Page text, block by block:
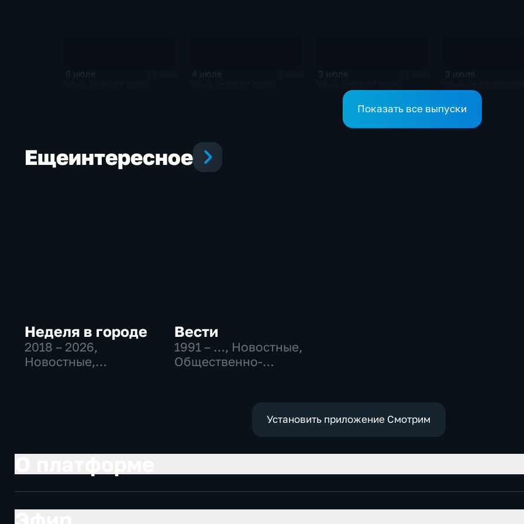
6 июля 4 июля 3 июля 3 июля
Показать все выпуски
Ещеинтересное
Неделя в городе
2018 – 2026,
Новостные,
Вести
1991 – …, Новостные,
Общественно-
Установить приложение Смотрим